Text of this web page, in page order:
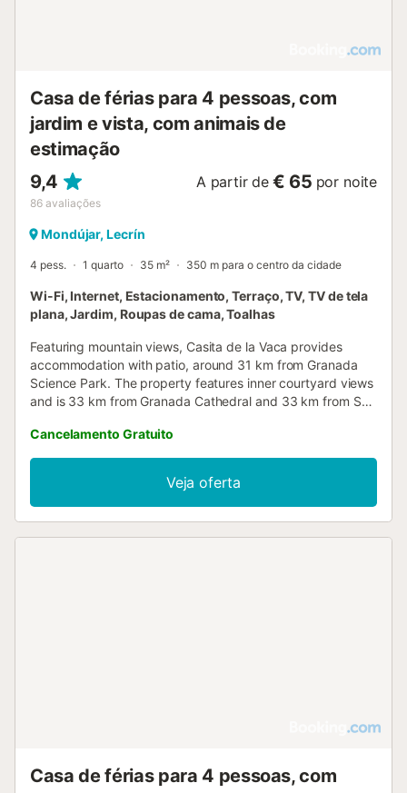
Casa de férias para 4 pessoas, com
jardim e vista, com animais de
estimação
9,4
86 avaliações
A partir de € 65 por noite
Mondújar, Lecrín
4 pess. 1 quarto 35 m² 350 m para o centro da cidade
Wi-Fi, Internet, Estacionamento, Terraço, TV, TV de tela
plana, Jardim, Roupas de cama, Toalhas
Featuring mountain views, Casita de la Vaca provides
accommodation with patio, around 31 km from Granada
Science Park. The property features inner courtyard views
and is 33 km from Granada Cathedral and 33 km from San
Cancelamento Gratuito
Veja oferta
Casa de férias para 4 pessoas, com